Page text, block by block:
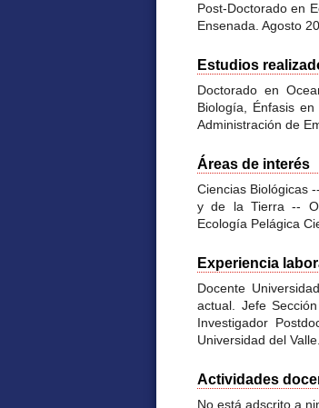
Post-Doctorado en
Ensenada. Agosto
Estudios
Doctorado en
Biología, Énfasis
Administración de
Áreas de interés
Ciencias Biológicas
y de la Tierra --
Ecología Pelágica
Experiencia
Docente
actual. Jefe
Investigador
Universidad del Valle.
Actividades
No está adscrito a